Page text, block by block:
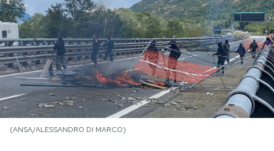
PODCAST
NEWSLETTER
I MIEI PREFERITI
(ANSA/ALESSANDRO DI MARCO)